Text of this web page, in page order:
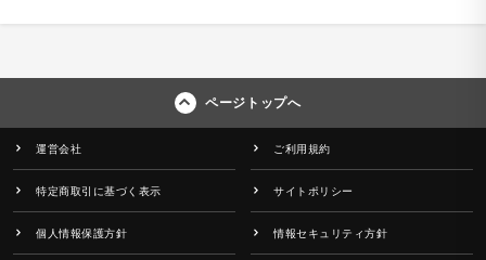
ページトップへ
運営会社 ご利用規約
特定商取引に基づく表示 サイトポリシー
個人情報保護方針 情報セキュリティ方針